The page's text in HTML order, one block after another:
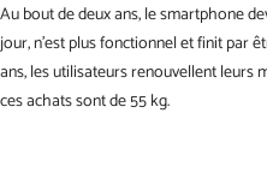
Au bout de deux ans, le smartphone
jour, n'est plus fonctionnel et finit par
ans, les utilisateurs renouvellent leurs
ces achats sont de 55 kg.